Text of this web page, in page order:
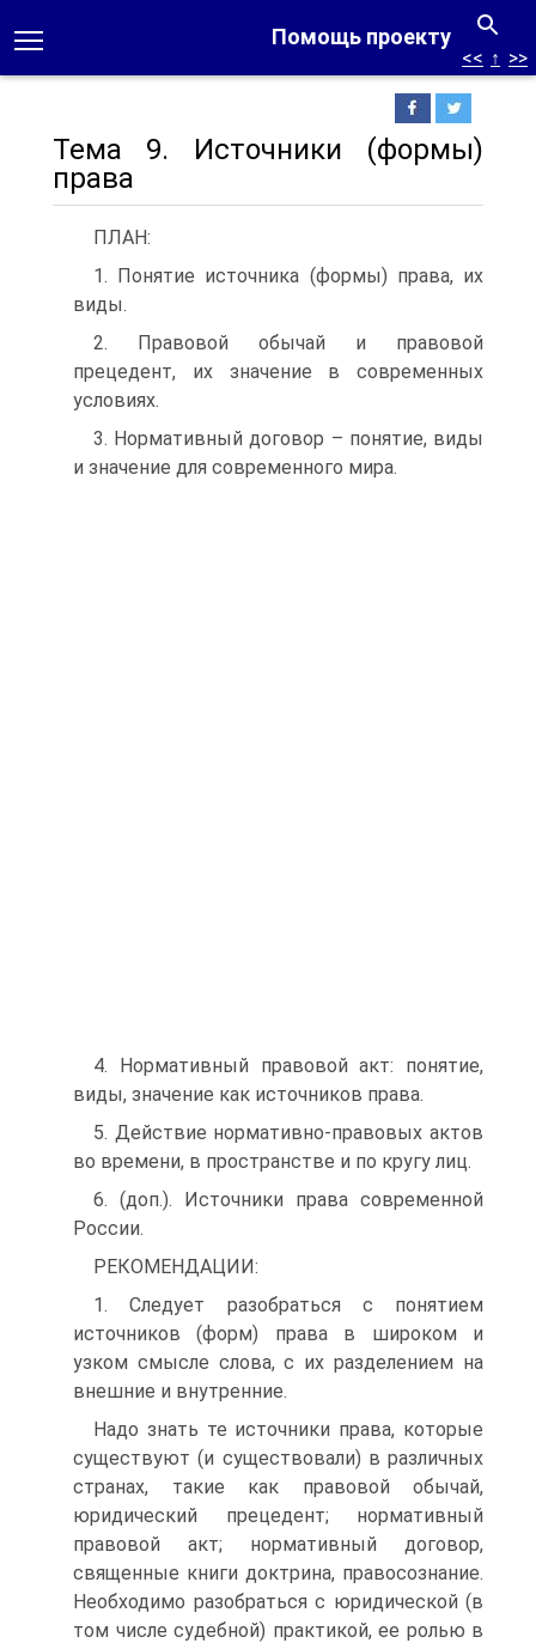
Помощь проекту
<< ↑ >>
Тема 9. Источники (формы)
права
ПЛАН:
1. Понятие источника (формы) права, их
виды.
2. Правовой обычай и правовой
прецедент, их значение в современных
условиях.
3. Нормативный договор – понятие, виды
и значение для современного мира.
4. Нормативный правовой акт: понятие,
виды, значение как источников права.
5. Действие нормативно-правовых актов
во времени, в пространстве и по кругу лиц.
6. (доп.). Источники права современной
России.
РЕКОМЕНДАЦИИ:
1. Следует разобраться с понятием
источников (форм) права в широком и
узком смысле слова, с их разделением на
внешние и внутренние.
Надо знать те источники права, которые
существуют (и существовали) в различных
странах, такие как правовой обычай,
юридический прецедент; нормативный
правовой акт; нормативный договор,
священные книги доктрина, правосознание.
Необходимо разобраться с юридической (в
том числе судебной) практикой, ее ролью в